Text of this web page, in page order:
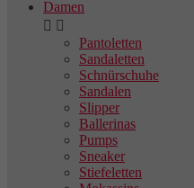
Damen
 
Pantoletten
Sandaletten
Schnürschuhe
Sandalen
Slipper
Ballerinas
Pumps
Sneaker
Stiefeletten